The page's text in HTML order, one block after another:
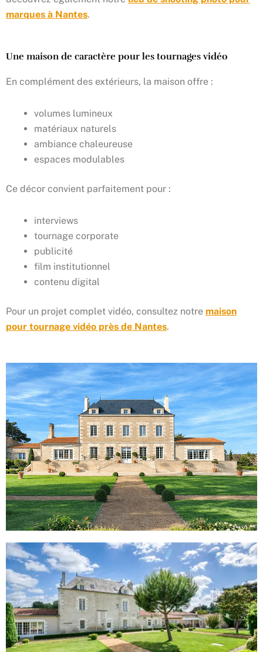
marques à Nantes.
Une maison de caractère pour les tournages vidéo
En complément des extérieurs, la maison offre :
volumes lumineux
matériaux naturels
ambiance chaleureuse
espaces modulables
Ce décor convient parfaitement pour :
interviews
tournage corporate
publicité
film institutionnel
contenu digital
Pour un projet complet vidéo, consultez notre maison
pour tournage vidéo près de Nantes.